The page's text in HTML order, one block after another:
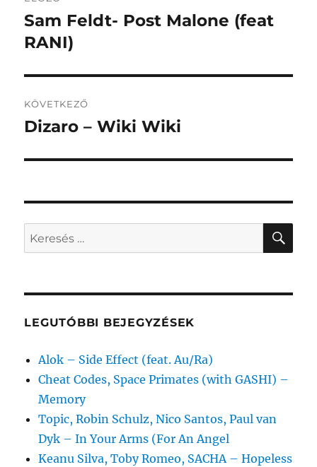
navigáció
Korábbi
bejegyzés:
Sam Feldt- Post Malone (feat
RANI)
KÖVETKEZŐ
Következő
Dizaro – Wiki Wiki
Keresés
a
kifejezésre:
LEGUTÓBBI BEJEGYZÉSEK
Alok – Side Effect (feat. Au/Ra)
Cheat Codes, Space Primates (with GASHI) –
Memory
Topic, Robin Schulz, Nico Santos, Paul van
Dyk – In Your Arms (For An Angel
Keanu Silva, Toby Romeo, SACHA – Hopeless